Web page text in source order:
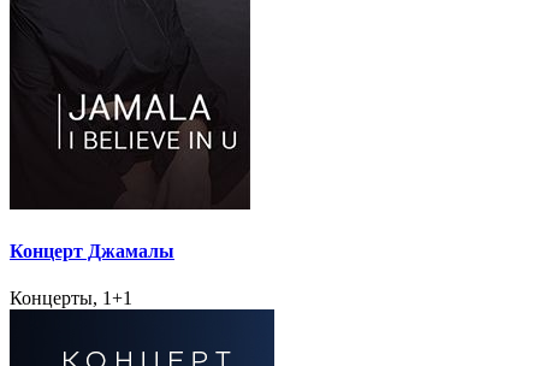
Концерт Джамалы
Концерты, 1+1